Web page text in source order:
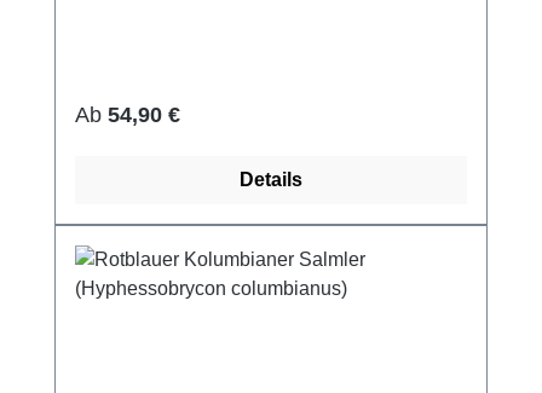
Regulärer Preis:
Ab 54,90 €
Details